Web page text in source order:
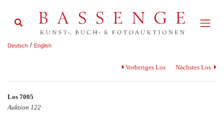
Deutsch / English
Vorheriges Los Nächstes Los
Los 7005
Auktion 122